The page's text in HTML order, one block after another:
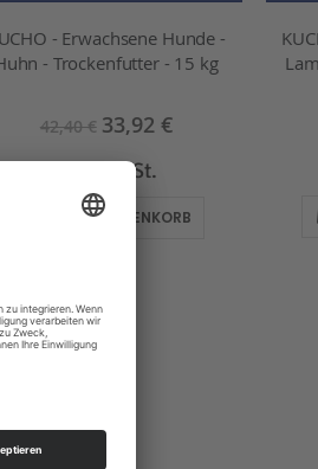
- Erwachsene Hunde -
- Trockenfutter - 15 kg
42,40 € 33,92 €
Inkl. MwSt.
IN DEN WARENKORB